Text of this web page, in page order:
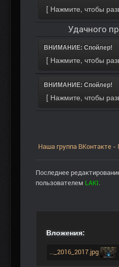
Удачного
ВНИМАНИЕ: Спойлер!
ВНИМАНИЕ: Спойлер!
Наша группа ВКонтакте -
Последнее
пользователем LAKI.
Вложения:
..._2016_2017.jpg